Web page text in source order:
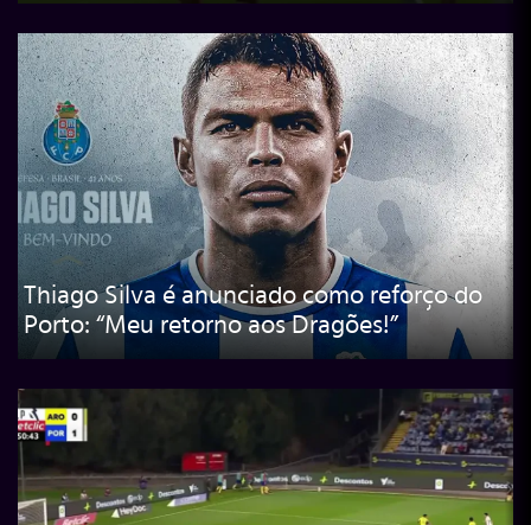
Thiago Silva é anunciado como reforço do
Porto: “Meu retorno aos Dragões!”